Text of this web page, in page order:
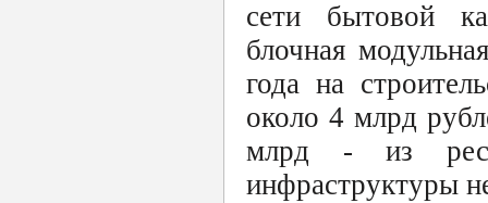
сети бытовой
блочная
года на
около 4 млрд
млрд - из
инфраструктуры